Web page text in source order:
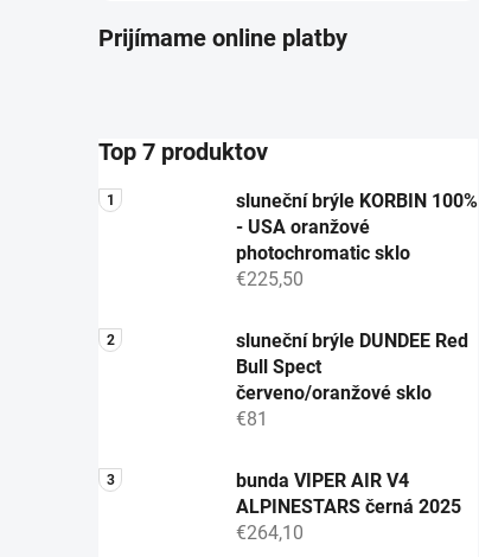
Prijímame online platby
Top 7 produktov
sluneční brýle KORBIN 100%
- USA oranžové
photochromatic sklo
€225,50
sluneční brýle DUNDEE Red
Bull Spect
červeno/oranžové sklo
€81
bunda VIPER AIR V4
ALPINESTARS černá 2025
€264,10